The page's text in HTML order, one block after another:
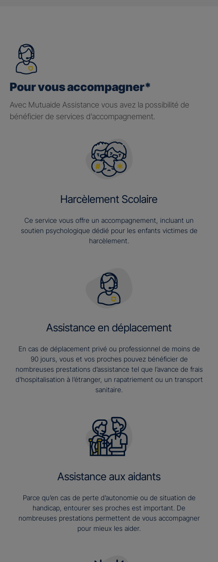
Pour vous accompagner*
Avec Mutuaide Assistance vous avez la possibilité de
bénéficier de services d’accompagnement.
Harcèlement Scolaire
Ce service vous offre un accompagnement, incluant un
soutien psychologique dédié pour les enfants victimes de
harcèlement.
Assistance en déplacement
En cas de déplacement privé ou professionnel de moins de
90 jours, vous et vos proches pouvez bénéficier de
nombreuses prestations d’assistance tel que l’avance de frais
d’hospitalisation à l’étranger, un rapatriement ou un transport
sanitaire.
Assistance aux aidants
Parce qu’en cas de perte d’autonomie ou de situation de
handicap, entourer ses proches est important. De
nombreuses prestations permettent de vous accompagner
pour mieux les aider.